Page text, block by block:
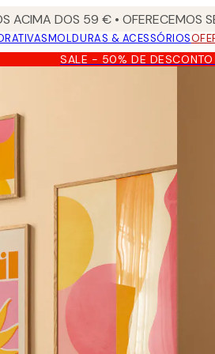
ACIMA DOS 59 € • OFERECEMOS
MOLDURAS & ACESSÓRIOS
SALE - 50% DE DESCONTO